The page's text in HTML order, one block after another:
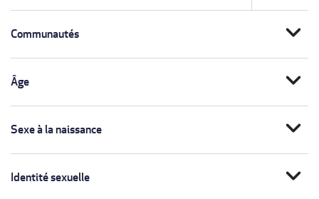
Communautés expand_more
Âge expand_more
Sexe à la naissance expand_more
Identité sexuelle expand_more